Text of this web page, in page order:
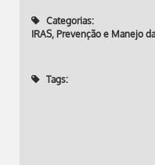
Categorias:
IRAS, Prevenção e Manejo
Tags: